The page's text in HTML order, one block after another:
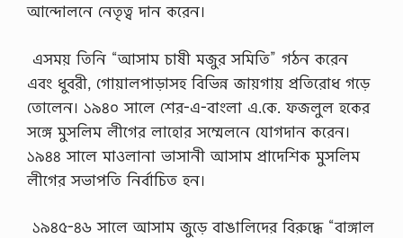
আন্দোলনে নেতৃত্ব দান করেন।
এসময় তিনি “আসাম চাষী মজুর সমিতি” গঠন করেন
এবং ধুবরী, গোয়ালপাড়াসহ বিভিন্ন জায়গায় প্রতিরোধ গড়ে
তোলেন। ১৯৪০ সালে শের-এ-বাংলা এ.কে. ফজলুল হকের
সঙ্গে মুসলিম লীগের লাহোর সম্মেলনে যোগদান করেন।
১৯৪৪ সালে মাওলানা ভাসানী আসাম প্রাদেশিক মুসলিম
লীগের সভাপতি নির্বাচিত হন।
১৯৪৫-৪৬ সালে আসাম জুড়ে বাঙালিদের বিরুদ্ধে “বাঙ্গাল